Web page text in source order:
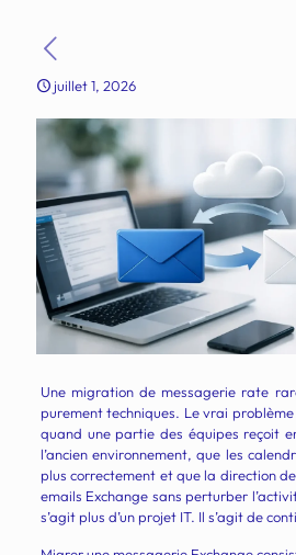
juillet 1, 2026
Une migration de messagerie rate
purement techniques. Le vrai
quand une partie des équipes reçoit
l’ancien environnement, que les
plus correctement et que la direction
emails Exchange sans perturber
s’agit plus d’un projet IT. Il s’agit de